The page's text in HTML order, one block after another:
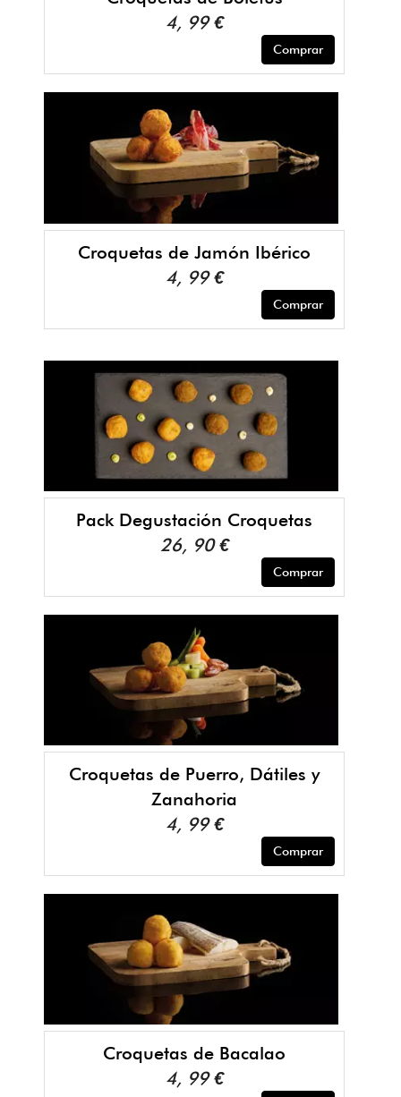
4, 99 €
Comprar
Croquetas de Jamón Ibérico
4, 99 €
Comprar
Pack Degustación Croquetas
26, 90 €
Comprar
Croquetas de Puerro, Dátiles y
Zanahoria
4, 99 €
Comprar
Croquetas de Bacalao
4, 99 €